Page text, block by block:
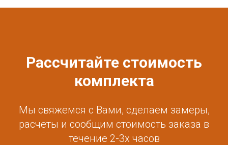
Рассчитайте стоимость
комплекта
Мы свяжемся с Вами, сделаем замеры,
расчеты и сообщим стоимость заказа в
течение 2-3х часов